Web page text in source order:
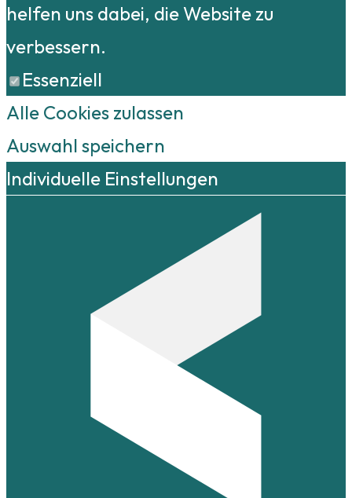
helfen uns dabei, die Website zu
verbessern.
Essenziell
Alle Cookies zulassen
Auswahl speichern
Individuelle Einstellungen